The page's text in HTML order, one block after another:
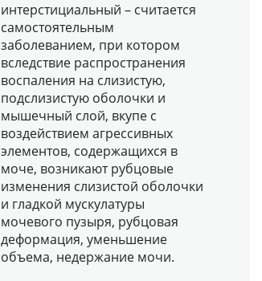
интерстициальный – считается
самостоятельным
заболеванием, при котором
вследствие распространения
воспаления на слизистую,
подслизистую оболочки и
мышечный слой, вкупе с
воздействием агрессивных
элементов, содержащихся в
моче, возникают рубцовые
изменения слизистой оболочки
и гладкой мускулатуры
мочевого пузыря, рубцовая
деформация, уменьшение
объема, недержание мочи.